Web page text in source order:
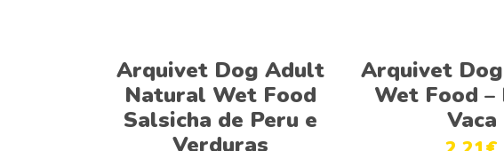
Ver opções
Arquivet Dog Adult
Natural Wet Food
Salsicha de Peru e
Verduras
Ver
Arquivet
Wet Food –
Vaca